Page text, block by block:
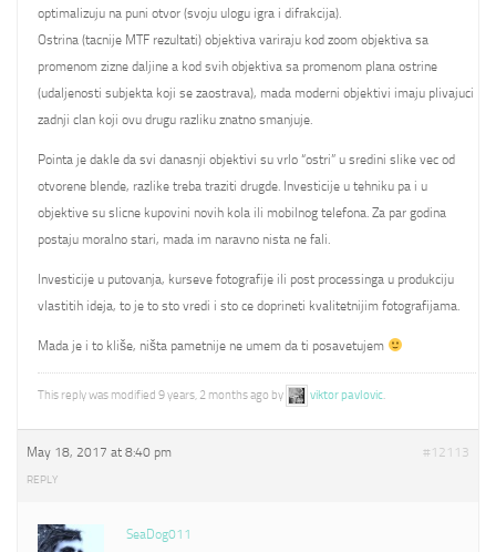
optimalizuju na puni otvor (svoju ulogu igra i difrakcija).
Ostrina (tacnije MTF rezultati) objektiva variraju kod zoom objektiva sa
promenom zizne daljine a kod svih objektiva sa promenom plana ostrine
(udaljenosti subjekta koji se zaostrava), mada moderni objektivi imaju plivajuci
zadnji clan koji ovu drugu razliku znatno smanjuje.
Pointa je dakle da svi danasnji objektivi su vrlo “ostri” u sredini slike vec od
otvorene blende, razlike treba traziti drugde. Investicije u tehniku pa i u
objektive su slicne kupovini novih kola ili mobilnog telefona. Za par godina
postaju moralno stari, mada im naravno nista ne fali.
Investicije u putovanja, kurseve fotografije ili post processinga u produkciju
vlastitih ideja, to je to sto vredi i sto ce doprineti kvalitetnijim fotografijama.
Mada je i to kliše, ništa pametnije ne umem da ti posavetujem
This reply was modified 9 years, 2 months ago by viktor pavlovic.
May 18, 2017 at 8:40 pm #12113
REPLY
SeaDog011